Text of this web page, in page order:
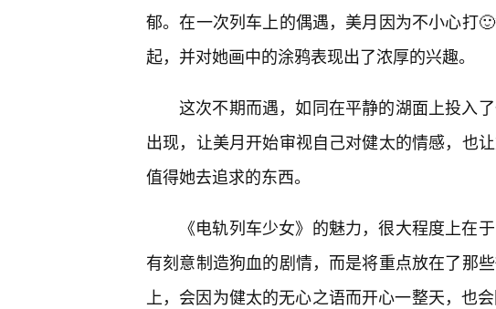
郁。在一次列车上的偶遇，美月因为不小心打
起，并对她画中的涂鸦表现出了浓厚的兴趣。
这次不期而遇，如同在平静的湖面上投入
出现，让美月开始审视自己对健太的情感，也
值得她去追求的东西。
《电轨列车少女》的魅力，很大程度上在
有刻意制造狗血的剧情，而是将重点放在了那
上，会因为健太的无心之语而开心一整天，也